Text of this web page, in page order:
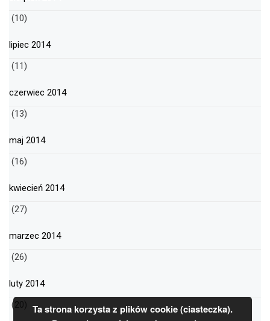
(10)
lipiec 2014
(11)
czerwiec 2014
(13)
maj 2014
(16)
kwiecień 2014
(27)
marzec 2014
(26)
luty 2014
(20) Ta strona korzysta z plików cookie (ciasteczka).